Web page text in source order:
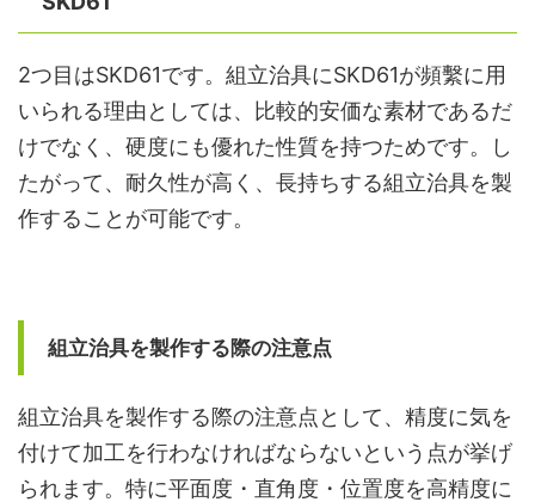
2つ目はSKD61です。組立治具にSKD61が頻繫に用
いられる理由としては、比較的安価な素材であるだ
けでなく、硬度にも優れた性質を持つためです。し
たがって、耐久性が高く、長持ちする組立治具を製
作することが可能です。
組立治具を製作する際の注意点
組立治具を製作する際の注意点として、精度に気を
付けて加工を行わなければならないという点が挙げ
られます。特に平面度・直角度・位置度を高精度に